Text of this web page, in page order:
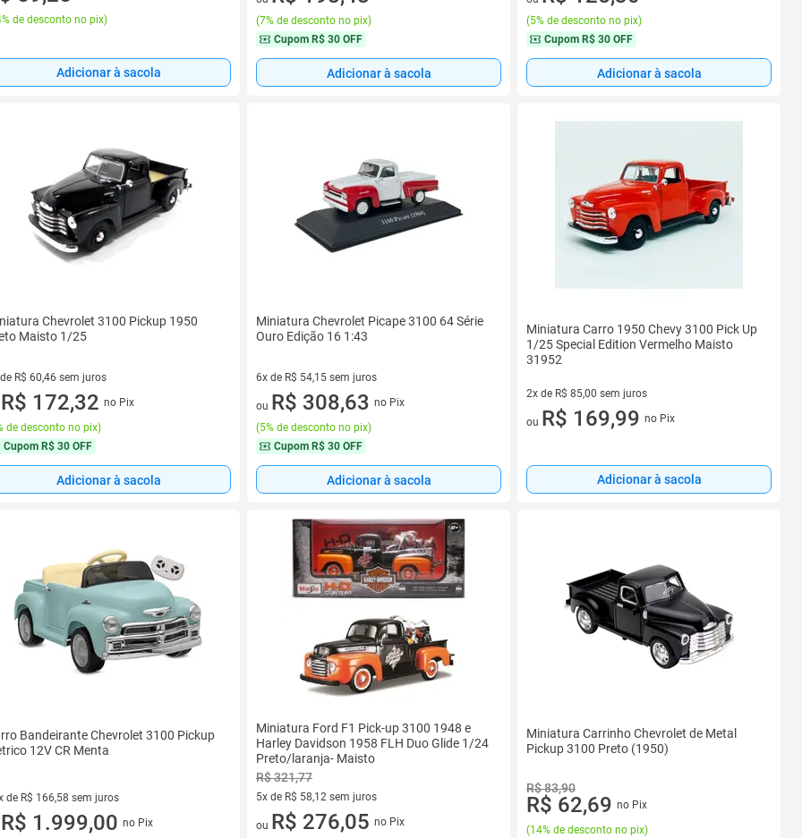
de desconto no pix)
Adicionar à sacola
(7% de desconto no pix)
Cupom R$ 30 OFF
Adicionar à sacola
(5% de desconto no pix)
Cupom R$ 30 OFF
Adicionar à sacola
Chevrolet 3100 Pickup 1950
Maisto 1/25
R$ 60,46 sem juros
de R$ 60,46 sem juros
R$ 172,32 no Pix
de desconto no pix)
Cupom R$ 30 OFF
Adicionar à sacola
Miniatura Chevrolet Picape 3100 64 Série
Ouro Edição 16 1:43
6x de R$ 54,15 sem juros
6 vez de R$ 54,15 sem juros
ou R$ 308,63 no Pix
(5% de desconto no pix)
Cupom R$ 30 OFF
Adicionar à sacola
Miniatura Carro 1950 Chevy 3100 Pick Up
1/25 Special Edition Vermelho Maisto
31952
2x de R$ 85,00 sem juros
2 vez de R$ 85,00 sem juros
ou R$ 169,99 no Pix
Adicionar à sacola
Bandeirante Chevrolet 3100 Pickup
12V CR Menta
de R$ 166,58 sem juros
vez de R$ 166,58 sem juros
R$ 1.999,00 no Pix
Miniatura Ford F1 Pick-up 3100 1948 e
Harley Davidson 1958 FLH Duo Glide 1/24
Preto/laranja- Maisto
R$ 321,77
5x de R$ 58,12 sem juros
5 vez de R$ 58,12 sem juros
ou R$ 276,05 no Pix
Miniatura Carrinho Chevrolet de Metal
Pickup 3100 Preto (1950)
R$ 83,90
R$ 62,69 no Pix
(14% de desconto no pix)